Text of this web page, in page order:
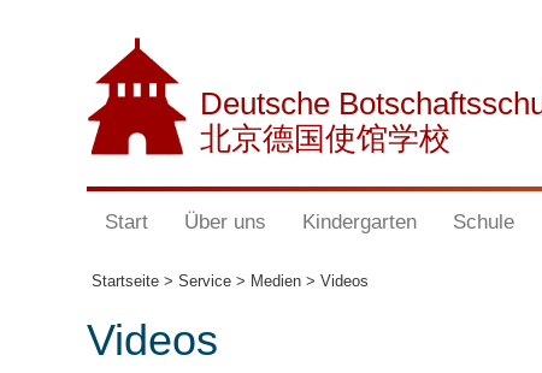
Deutsche
北京德国使馆学校
Start Über uns Kindergarten Schule
Startseite > Service > Medien > Videos
Videos